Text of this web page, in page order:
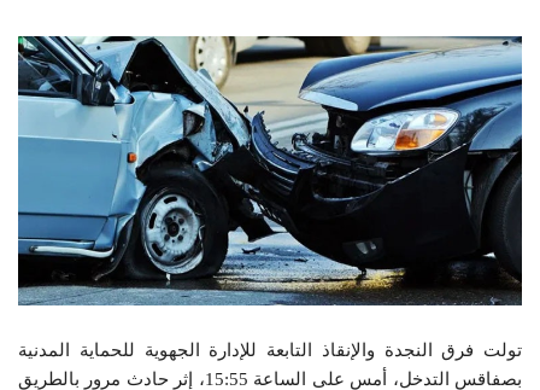
تولت فرق النجدة والإنقاذ التابعة للإدارة الجهوية للحماية المدنية
بصفاقس التدخل، أمس على الساعة 15:55، إثر حادث مرور بالطريق